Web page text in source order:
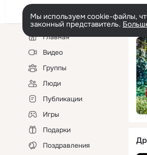
Мы используем cookie-файлы,
законный представитель.
Левая
колонкаГлавная
Видео
Группы
Люди
Публикации
Игры
Подарки
Поздравления